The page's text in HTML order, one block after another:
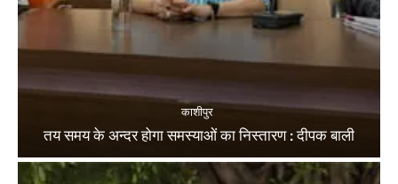
काशीपुर
तय समय के अन्दर होगा समस्याओं का निस्तारण : दीपक बाली